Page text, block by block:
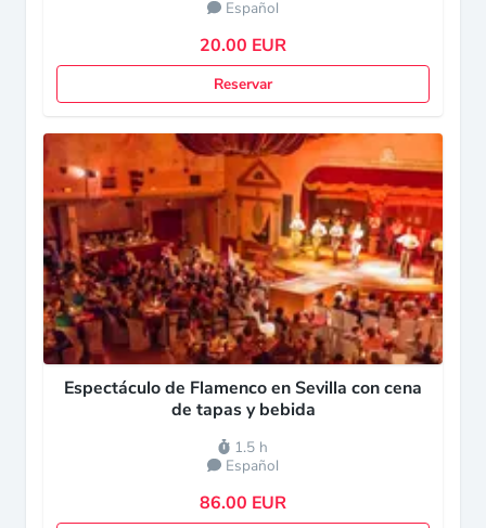
Español
20.00 EUR
Reservar
Espectáculo de Flamenco en Sevilla con cena
de tapas y bebida
1.5 h
Español
86.00 EUR